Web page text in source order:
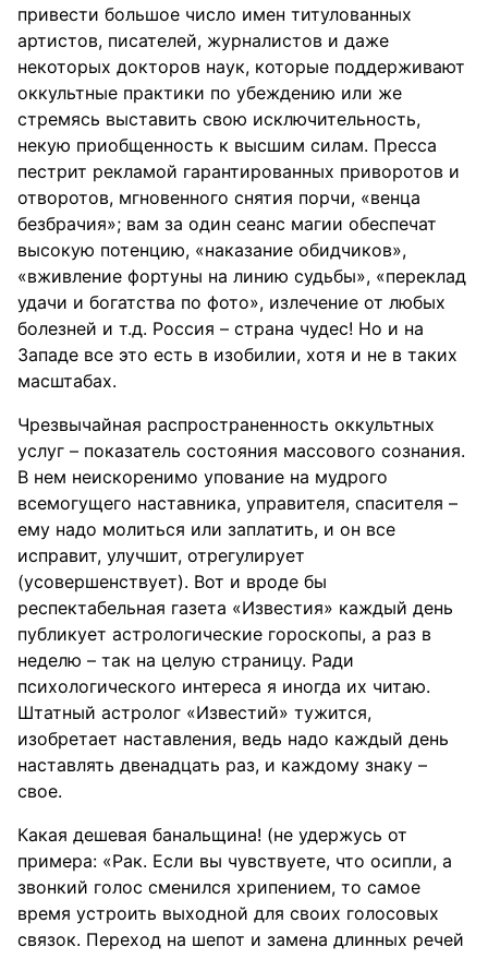
привести большое число имен титулованных
артистов, писателей, журналистов и даже
некоторых докторов наук, которые поддерживают
оккультные практики по убеждению или же
стремясь выставить свою исключительность,
некую приобщенность к высшим силам. Пресса
пестрит рекламой гарантированных приворотов и
отворотов, мгновенного снятия порчи, «венца
безбрачия»; вам за один сеанс магии обеспечат
высокую потенцию, «наказание обидчиков»,
«вживление фортуны на линию судьбы», «переклад
удачи и богатства по фото», излечение от любых
болезней и т.д. Россия – страна чудес! Но и на
Западе все это есть в изобилии, хотя и не в таких
масштабах.
Чрезвычайная распространенность оккультных
услуг – показатель состояния массового сознания.
В нем неискоренимо упование на мудрого
всемогущего наставника, управителя, спасителя –
ему надо молиться или заплатить, и он все
исправит, улучшит, отрегулирует
(усовершенствует). Вот и вроде бы
респектабельная газета «Известия» каждый день
публикует астрологические гороскопы, а раз в
неделю – так на целую страницу. Ради
психологического интереса я иногда их читаю.
Штатный астролог «Известий» тужится,
изобретает наставления, ведь надо каждый день
наставлять двенадцать раз, и каждому знаку –
свое.
Какая дешевая банальщина! (не удержусь от
примера: «Рак. Если вы чувствуете, что осипли, а
звонкий голос сменился хрипением, то самое
время устроить выходной для своих голосовых
связок. Переход на шепот и замена длинных речей